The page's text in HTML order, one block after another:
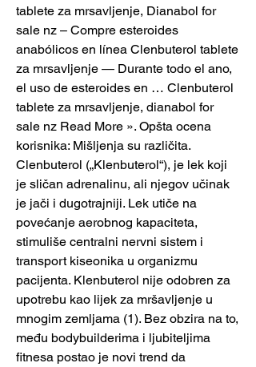
tablete za mrsavljenje, Dianabol for
sale nz – Compre esteroides
anabólicos en línea Clenbuterol tablete
za mrsavljenje — Durante todo el ano,
el uso de esteroides en … Clenbuterol
tablete za mrsavljenje, dianabol for
sale nz Read More ». Opšta ocena
korisnika: Mišljenja su različita.
Clenbuterol („Klenbuterol“), je lek koji
je sličan adrenalinu, ali njegov učinak
je jači i dugotrajniji. Lek utiče na
povećanje aerobnog kapaciteta,
stimuliše centralni nervni sistem i
transport kiseonika u organizmu
pacijenta. Klenbuterol nije odobren za
upotrebu kao lijek za mršavljenje u
mnogim zemljama (1). Bez obzira na to,
među bodybuilderima i ljubiteljima
fitnesa postao je novi trend da